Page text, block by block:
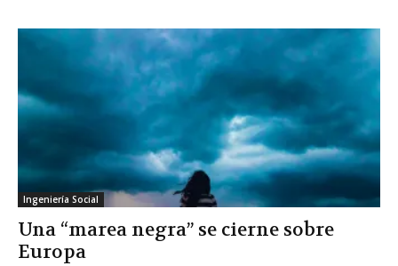
Ingeniería Social
Una “marea negra” se cierne sobre
Europa